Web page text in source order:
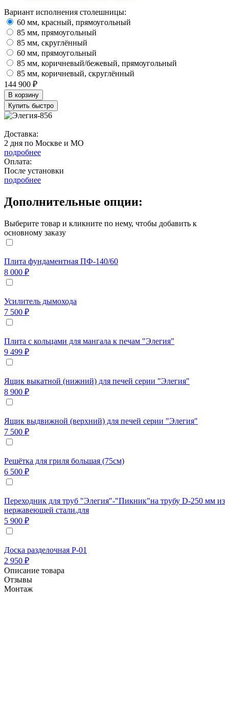
Вариант исполнения столешницы:
60 мм, красный, прямоугольный
85 мм, прямоугольный
85 мм, скруглённый
60 мм, прямоугольный
85 мм, коричневый/бежевый, прямоугольный
85 мм, коричневый, скруглённый
144 900 ₽
В корзину
Купить быстро
Доставка:
2 дня по Москве и МО
подробнее
Оплата:
После установки
подробнее
Дополнительные опции:
Выберите товар и кликните по нему, чтобы добавить к
основному заказу
Плита фундаментная ПФ-140/60
8 000 ₽
Усилитель дымохода
7 500 ₽
Плита с кольцами для мангала к печам "Элегия"
9 499 ₽
Ящик выкатной (нижний) для печей серии "Элегия"
8 900 ₽
Ящик выдвижной (верхний) для печей серии "Элегия"
7 500 ₽
Решётка для гриля большая (75см)
6 500 ₽
Переходник для труб "Элегия"-"Пикник"на трубу D-250 мм из
нержавеющей стали.для
5 900 ₽
Доска разделочная Р-01
2 950 ₽
Описание товара
Отзывы
Монтаж